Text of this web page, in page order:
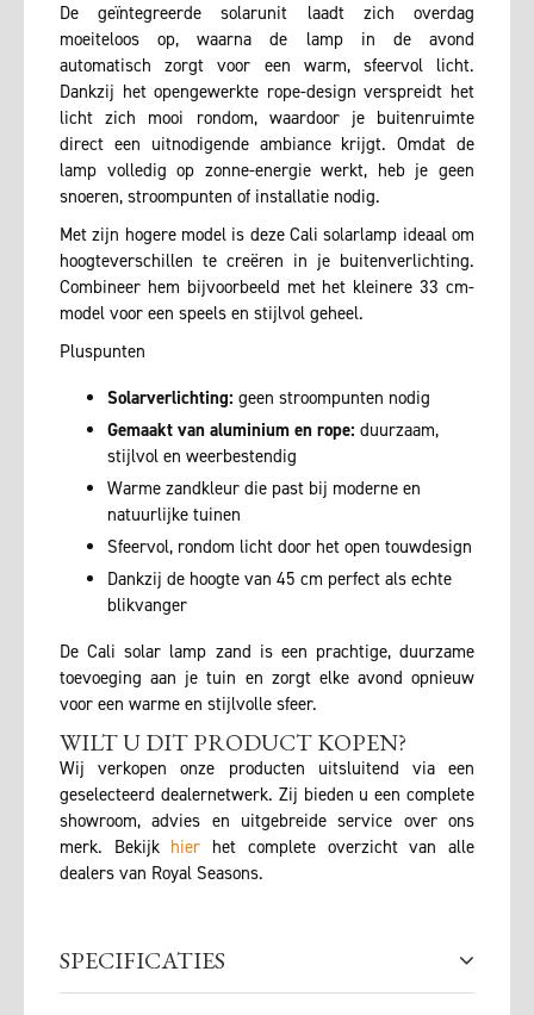
De geïntegreerde solarunit laadt zich overdag
moeiteloos op, waarna de lamp in de avond
automatisch zorgt voor een warm, sfeervol licht.
Dankzij het opengewerkte rope-design verspreidt het
licht zich mooi rondom, waardoor je buitenruimte
direct een uitnodigende ambiance krijgt. Omdat de
lamp volledig op zonne-energie werkt, heb je geen
snoeren, stroompunten of installatie nodig.
Met zijn hogere model is deze Cali solarlamp ideaal om
hoogteverschillen te creëren in je buitenverlichting.
Combineer hem bijvoorbeeld met het kleinere 33 cm-
model voor een speels en stijlvol geheel.
Pluspunten
Solarverlichting: geen stroompunten nodig
Gemaakt van aluminium en rope: duurzaam,
stijlvol en weerbestendig
Warme zandkleur die past bij moderne en
natuurlijke tuinen
Sfeervol, rondom licht door het open touwdesign
Dankzij de hoogte van 45 cm perfect als echte
blikvanger
De Cali solar lamp zand is een prachtige, duurzame
toevoeging aan je tuin en zorgt elke avond opnieuw
voor een warme en stijlvolle sfeer.
WILT U DIT PRODUCT KOPEN?
Wij verkopen onze producten uitsluitend via een
geselecteerd dealernetwerk. Zij bieden u een complete
showroom, advies en uitgebreide service over ons
merk. Bekijk hier het complete overzicht van alle
dealers van Royal Seasons.
SPECIFICATIES